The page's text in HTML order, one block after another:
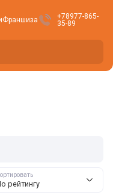
Франшиза
+78977-865-
35-89
рейтингу